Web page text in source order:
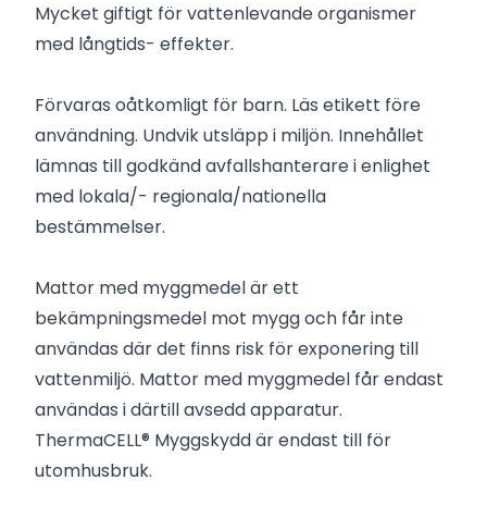
Mycket giftigt för vattenlevande organismer
med långtids- effekter.
Förvaras oåtkomligt för barn. Läs etikett före
användning. Undvik utsläpp i miljön. Innehållet
lämnas till godkänd avfallshanterare i enlighet
med lokala/- regionala/nationella
bestämmelser.
Mattor med myggmedel är ett
bekämpningsmedel mot mygg och får inte
användas där det finns risk för exponering till
vattenmiljö. Mattor med myggmedel får endast
användas i därtill avsedd apparatur.
ThermaCELL® Myggskydd är endast till för
utomhusbruk.